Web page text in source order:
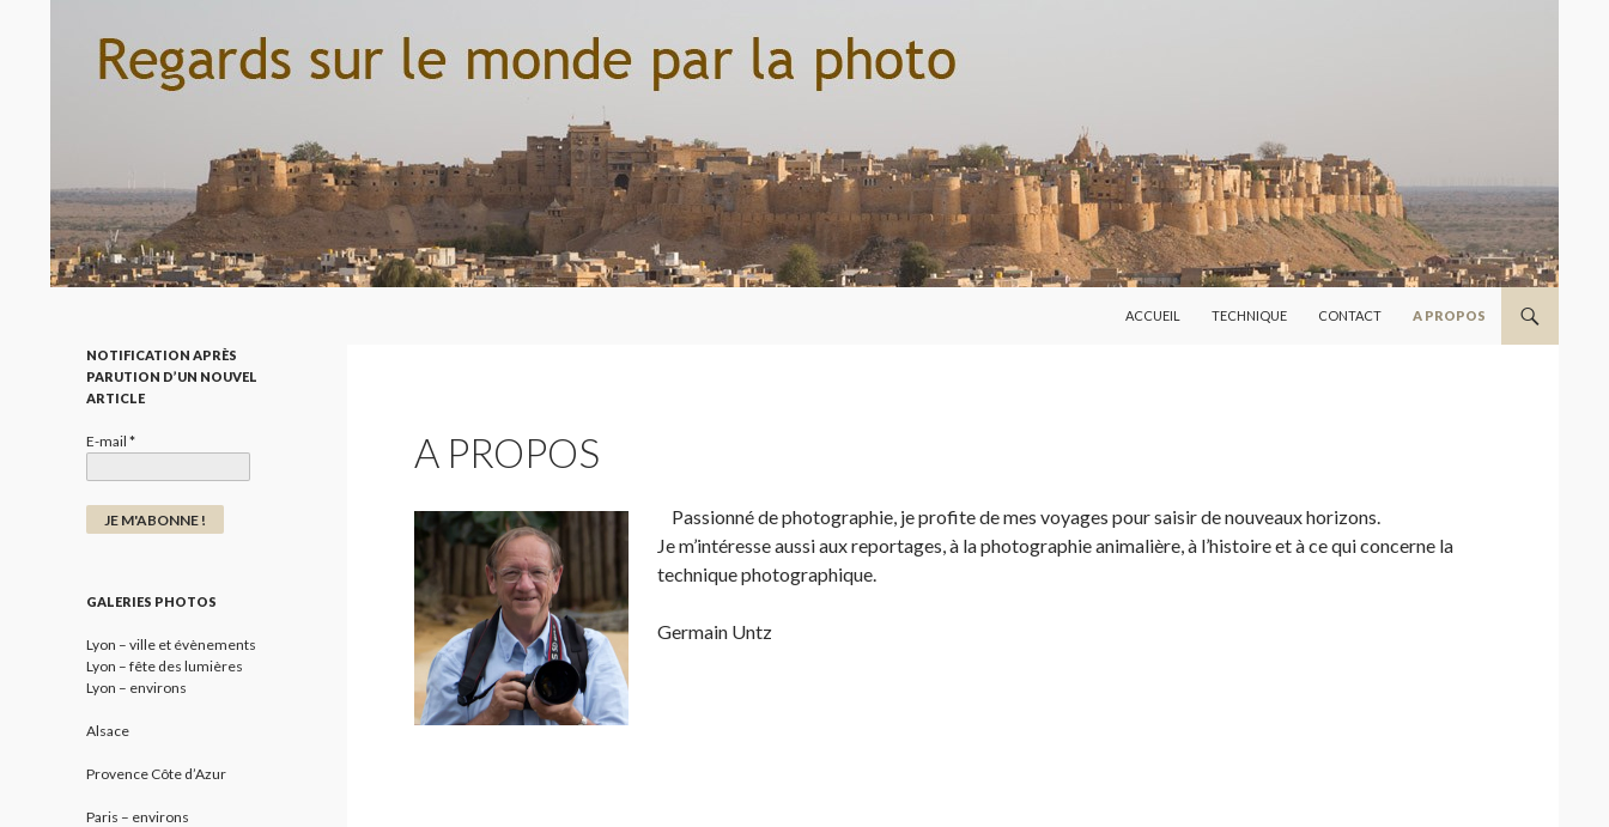
ACCUEIL
TECHNIQUE CONTACT A PROPOS
A PROPOS
Passionné de photographie, je profite de mes voyages pour saisir de nouveaux horizons.
Je m’intéresse aussi aux reportages, à la photographie animalière, à l’histoire et à ce qui concerne la
technique photographique.
Germain Untz
NOTIFICATION APRÈS
PARUTION D’UN NOUVEL
ARTICLE
E-mail *
GALERIES PHOTOS
Lyon – ville et évènements
Lyon – fête des lumières
Lyon – environs
Alsace
Provence Côte d’Azur
Paris – environs